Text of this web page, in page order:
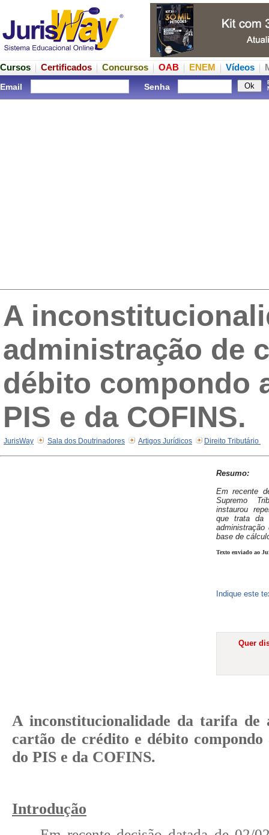
Cursos Certificados Concursos OAB ENEM Vídeos
Email Senha
A
administração de
débito compondo
PIS e da COFINS.
JurisWay Sala dos Doutrinadores Artigos Jurídicos Direito Tributário
Resumo:
Em recente
Supremo
instaurou
que trata da
base de
Texto enviado ao
Indique este
Quer
A inconstitucionalidade da tarifa de
cartão de crédito e débito compondo
do PIS e da COFINS.
Introdução